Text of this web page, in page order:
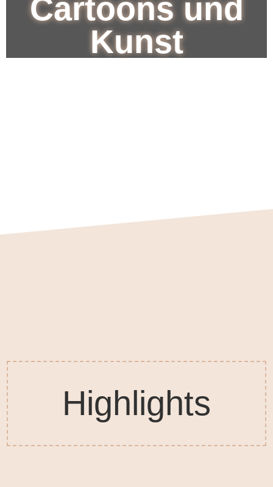
Cartoons und
Kunst
Highlights